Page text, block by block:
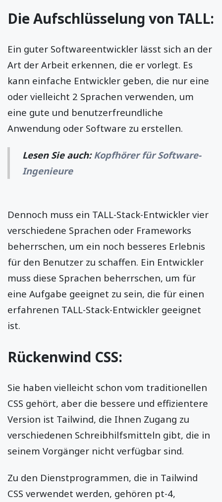
Die Aufschlüsselung von TALL:
Ein guter Softwareentwickler lässt sich an der
Art der Arbeit erkennen, die er vorlegt. Es
kann einfache Entwickler geben, die nur eine
oder vielleicht 2 Sprachen verwenden, um
eine gute und benutzerfreundliche
Anwendung oder Software zu erstellen.
Lesen Sie auch:Kopfhörer für Software-
Ingenieure
Dennoch muss ein TALL-Stack-Entwickler vier
verschiedene Sprachen oder Frameworks
beherrschen, um ein noch besseres Erlebnis
für den Benutzer zu schaffen. Ein Entwickler
muss diese Sprachen beherrschen, um für
eine Aufgabe geeignet zu sein, die für einen
erfahrenen TALL-Stack-Entwickler geeignet
ist.
Rückenwind CSS:
Sie haben vielleicht schon vom traditionellen
CSS gehört, aber die bessere und effizientere
Version ist Tailwind, die Ihnen Zugang zu
verschiedenen Schreibhilfsmitteln gibt, die in
seinem Vorgänger nicht verfügbar sind.
Zu den Dienstprogrammen, die in Tailwind
CSS verwendet werden, gehören pt-4,